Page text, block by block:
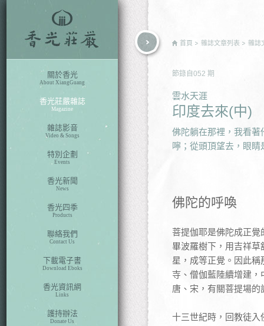
關於香光
About XiangGuang
香光莊嚴雜誌
Magazine
雜誌影音
Video & Songs
特別企劃
Events
香光新聞
News
香光四季
Products
聯絡我們
Contact Us
下載電子書
Download Eboks
香光資訊網
Links
護持辦法
Donate Us
首頁 雜誌文章列表 雜誌
節錄自 052 期
雲水天涯
印度去來(中)
佛陀躺在那裡，我看
嚀；從頭頂望去，眼
佛陀的呼喚
菩提伽耶是佛陀成正
畢波羅樹下，用吉祥
星，成等正覺。因此
寺、僧伽藍陸續增建
唐、宋，有關菩提場的
十三世紀時，回教徒